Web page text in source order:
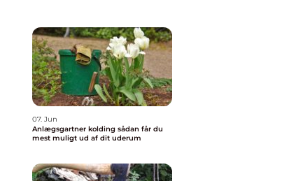
07. Jun
Anlægsgartner kolding sådan får du
mest muligt ud af dit uderum